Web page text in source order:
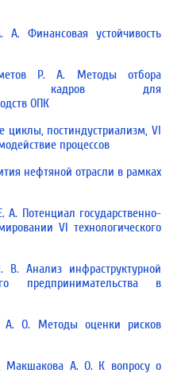
Финансовая устойчивость
Р. А. Методы отбора
кадров для
ОПК
циклы, постиндустриализм, VI
процессов
нефтяной отрасли в рамках
А. Потенциал государственно-
VI технологического
Анализ инфраструктурной
предпринимательства в
О. Методы оценки рисков
А. О. К вопросу о